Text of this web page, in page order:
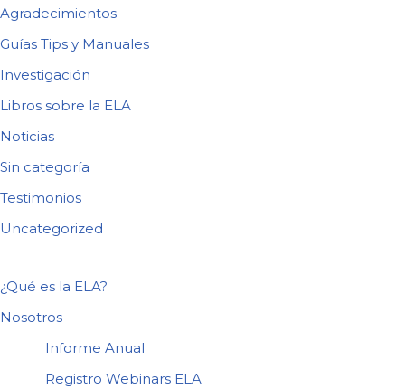
Agradecimientos
Guías Tips y Manuales
Investigación
Libros sobre la ELA
Noticias
Sin categoría
Testimonios
Uncategorized
¿Qué es la ELA?
Nosotros
Informe Anual
Registro Webinars ELA